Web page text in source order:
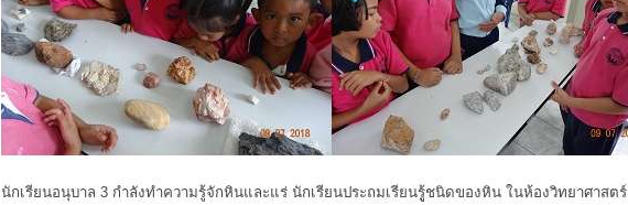
นักเรียนอนุบาล 3 กำลังทำความรู้จักหินและแร่ นักเรียนประถมเรียนรูู้ชนิดของหิน ในห้องวิทยาศาสตร์